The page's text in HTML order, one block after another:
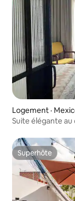
Logement ·
Suite élégante
Superhôte
Superhôte